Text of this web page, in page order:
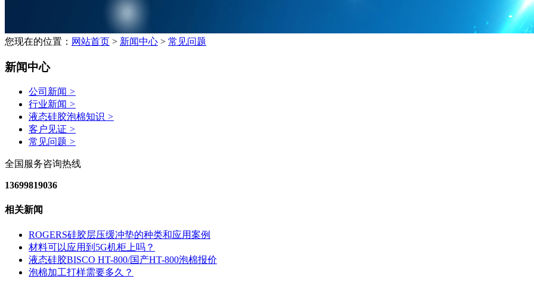
您现在的位置： 网站首页 > 新闻中心 > 常见问题
新闻中心
公司新闻 >
行业新闻 >
液态硅胶泡棉知识 >
客户见证 >
常见问题 >
全国服务咨询热线
13699819036
相关新闻
ROGERS硅胶层压缓冲垫的种类和应用案例
材料可以应用到5G机柜上吗？
液态硅胶BISCO HT-800/国产HT-800泡棉报价
泡棉加工打样需要多久？